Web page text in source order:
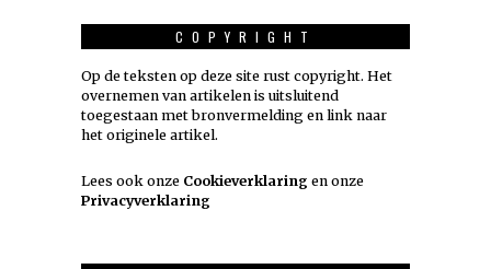
COPYRIGHT
Op de teksten op deze site rust copyright. Het
overnemen van artikelen is uitsluitend
toegestaan met bronvermelding en link naar
het originele artikel.
Lees ook onze Cookieverklaring en onze
Privacyverklaring